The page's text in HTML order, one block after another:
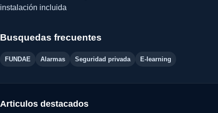
instalación incluida
Busquedas frecuentes
FUNDAE Alarmas Seguridad privada E-learning
Articulos destacados